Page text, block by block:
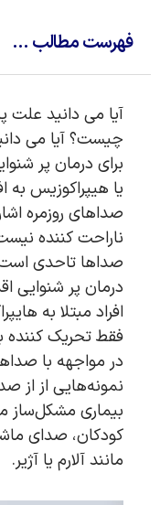
فهرست مطالب ...
آیا می دانید علت
چیست؟ آیا می
برای درمان پر
یا هیپراکوزیس
صداهای روزمره
ناراحت کننده
صداها تاحدی
درمان پر شنوایی
افراد مبتلا به
فقط تحریک کننده
در مواجهه با
نمونه‌هایی از از
بیماری مشکل‌ساز
کودکان، صدای
مانند آلارم یا آژیر.